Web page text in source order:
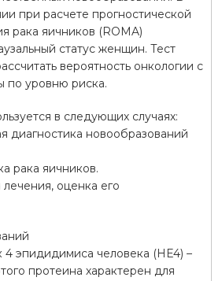
при расчете прогностической
рака яичников (ROMA)
статус женщин. Тест
вероятность онкологии с
по уровню риска.
в следующих случаях:
диагностика новообразований
рака яичников.
лечения, оценка его
эпидидимиса человека (HE4) –
протеина характерен для